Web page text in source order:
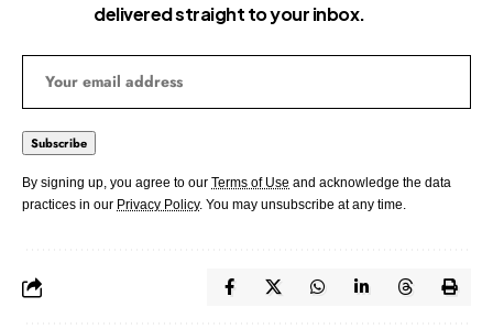
delivered straight to your inbox.
By signing up, you agree to our Terms of Use and acknowledge the data
practices in our Privacy Policy. You may unsubscribe at any time.